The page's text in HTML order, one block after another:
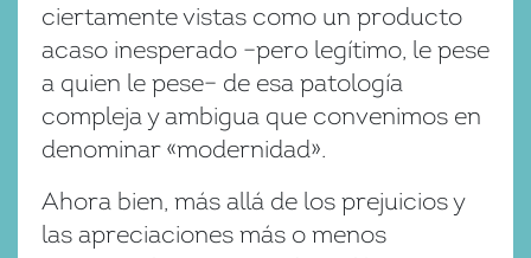
ciertamente vistas como un producto
acaso inesperado –pero legítimo, le pese
a quien le pese– de esa patología
compleja y ambigua que convenimos en
denominar «modernidad».
Ahora bien, más allá de los prejuicios y
las apreciaciones más o menos